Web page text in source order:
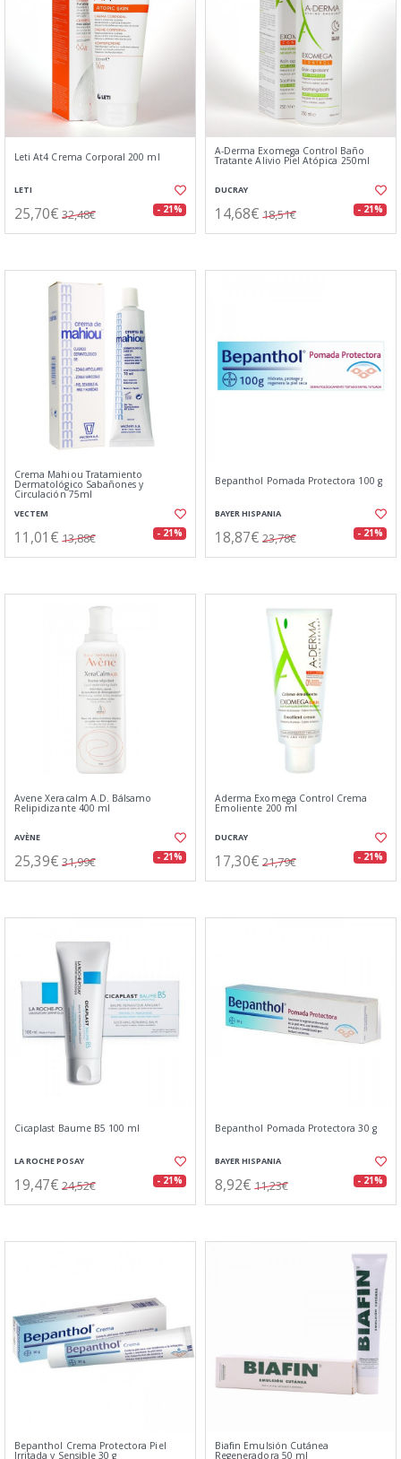
Leti At4 Crema Corporal 200 ml
LETI
25,70€ 32,48€ - 21%
A-Derma Exomega Control Baño
Tratante Alivio Piel Atópica 250ml
DUCRAY
14,68€ 18,51€ - 21%
Crema Mahiou Tratamiento
Dermatológico Sabañones y
Circulación 75ml
VECTEM
11,01€ 13,88€ - 21%
Bepanthol Pomada Protectora 100 g
BAYER HISPANIA
18,87€ 23,78€ - 21%
Avene Xeracalm A.D. Bálsamo
Relipidizante 400 ml
AVÈNE
25,39€ 31,99€ - 21%
Aderma Exomega Control Crema
Emoliente 200 ml
DUCRAY
17,30€ 21,79€ - 21%
Cicaplast Baume B5 100 ml
LA ROCHE POSAY
19,47€ 24,52€ - 21%
Bepanthol Pomada Protectora 30 g
BAYER HISPANIA
8,92€ 11,23€ - 21%
Bepanthol Crema Protectora Piel
Irritada y Sensible 30 g
Biafin Emulsión Cutánea
Regeneradora 50 ml